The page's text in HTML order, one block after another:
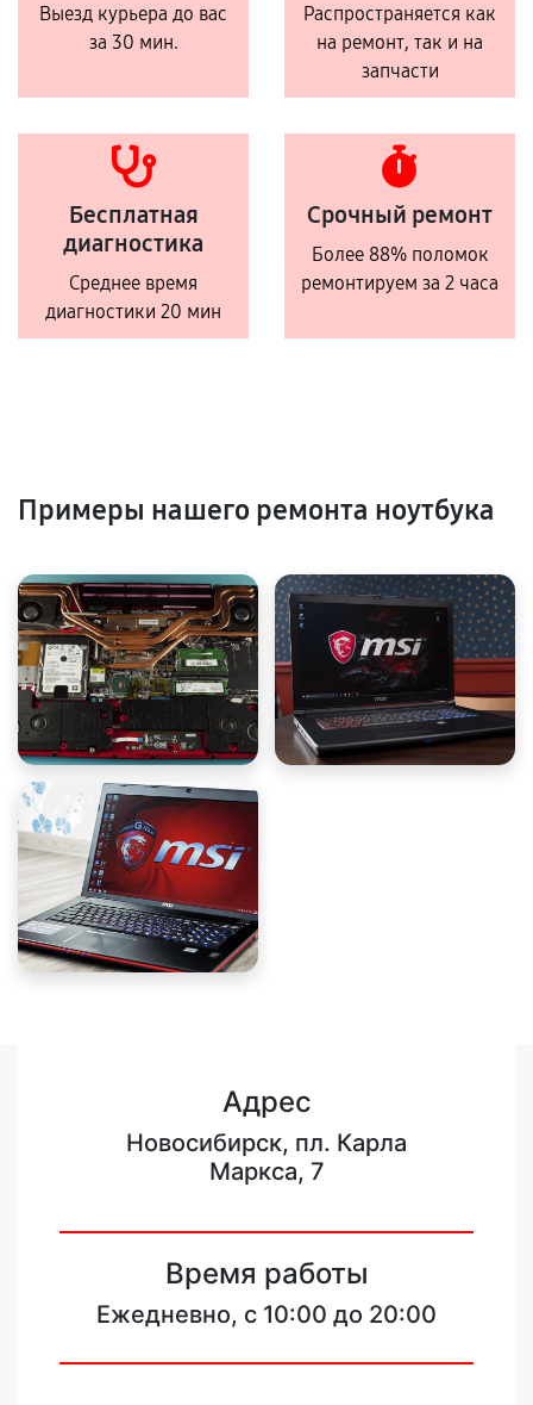
Выезд курьера до вас
за 30 мин.
Распространяется как
на ремонт, так и на
запчасти
Бесплатная
диагностика
Среднее время
диагностики 20 мин
Срочный ремонт
Более 88% поломок
ремонтируем за 2 часа
Примеры нашего ремонта ноутбука
Адрес
Новосибирск, пл. Карла
Маркса, 7
Время работы
Ежедневно, с 10:00 до 20:00